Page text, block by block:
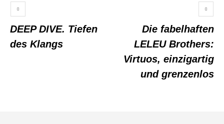
DEEP DIVE. Tiefen
des Klangs
Die fabelhaften
LELEU Brothers:
Virtuos, einzigartig
und grenzenlos